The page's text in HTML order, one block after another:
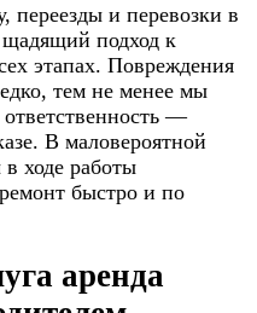
переезды и перевозки в
щадящий подход к
этапах. Повреждения
тем не менее мы
—
В маловероятной
ходе работы
быстро и по
аренда